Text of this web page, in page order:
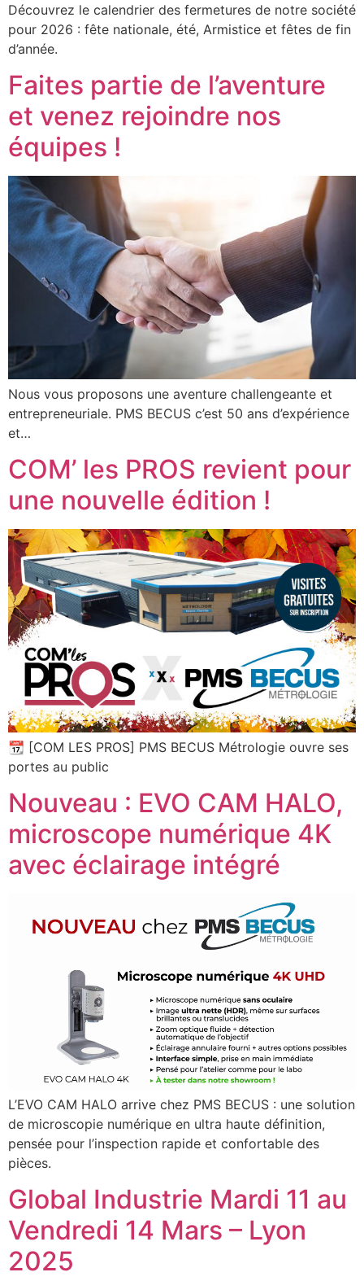
Découvrez le calendrier des fermetures de notre société
pour 2026 : fête nationale, été, Armistice et fêtes de fin
d’année.
Faites partie de l’aventure
et venez rejoindre nos
équipes !
Nous vous proposons une aventure challengeante et
entrepreneuriale. PMS BECUS c’est 50 ans d’expérience
et…
COM’ les PROS revient pour
une nouvelle édition !
📆 [COM LES PROS] PMS BECUS Métrologie ouvre ses
portes au public
Nouveau : EVO CAM HALO,
microscope numérique 4K
avec éclairage intégré
L’EVO CAM HALO arrive chez PMS BECUS : une solution
de microscopie numérique en ultra haute définition,
pensée pour l’inspection rapide et confortable des
pièces.
Global Industrie Mardi 11 au
Vendredi 14 Mars – Lyon
2025